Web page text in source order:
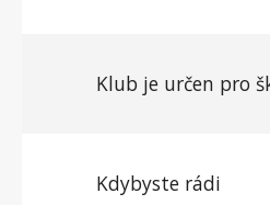
Klub je určen pro š
Kdybyste rádi